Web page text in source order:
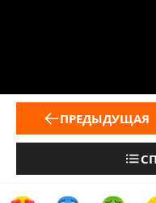
ПРЕДЫДУЩАЯ